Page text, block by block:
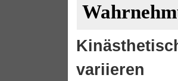
variieren